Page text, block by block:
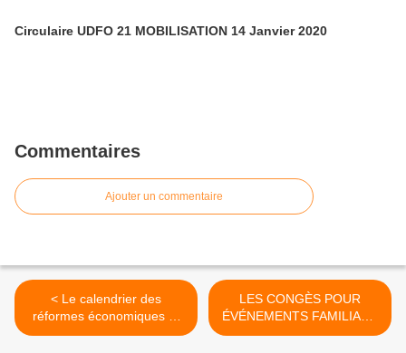
Circulaire UDFO 21 MOBILISATION 14 Janvier 2020
Commentaires
Ajouter un commentaire
< Le calendrier des
réformes économiques et
sociales se précise -
LES CONGÈS POUR
ÉVÉNEMENTS FAMILIAUX
- 010408 >